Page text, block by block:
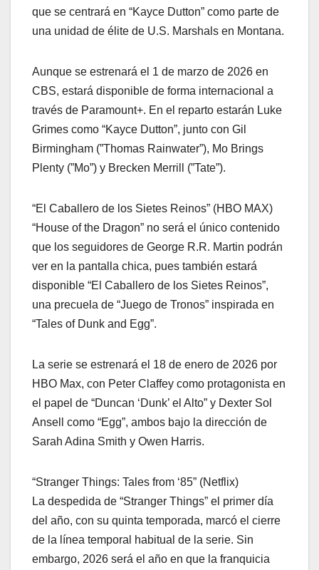
que se centrará en “Kayce Dutton” como parte de
una unidad de élite de U.S. Marshals en Montana.
Aunque se estrenará el 1 de marzo de 2026 en
CBS, estará disponible de forma internacional a
través de Paramount+. En el reparto estarán Luke
Grimes como “Kayce Dutton”, junto con Gil
Birmingham (”Thomas Rainwater”), Mo Brings
Plenty (”Mo”) y Brecken Merrill (”Tate”).
“El Caballero de los Sietes Reinos” (HBO MAX)
“House of the Dragon” no será el único contenido
que los seguidores de George R.R. Martin podrán
ver en la pantalla chica, pues también estará
disponible “El Caballero de los Sietes Reinos”,
una precuela de “Juego de Tronos” inspirada en
“Tales of Dunk and Egg”.
La serie se estrenará el 18 de enero de 2026 por
HBO Max, con Peter Claffey como protagonista en
el papel de “Duncan ‘Dunk’ el Alto” y Dexter Sol
Ansell como “Egg”, ambos bajo la dirección de
Sarah Adina Smith y Owen Harris.
“Stranger Things: Tales from ‘85” (Netflix)
La despedida de “Stranger Things” el primer día
del año, con su quinta temporada, marcó el cierre
de la línea temporal habitual de la serie. Sin
embargo, 2026 será el año en que la franquicia